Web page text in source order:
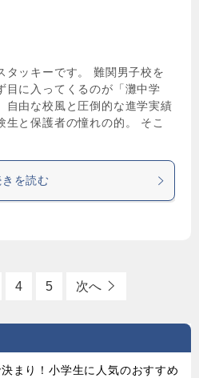
タッキーです。 難関男子校を
目に入ってくるのが「灘中学
自由な校風と圧倒的な進学実績
生と保護者の憧れの的。 そこ
を読む
4 5 次へ
まり！小学生に人気のおすすめ